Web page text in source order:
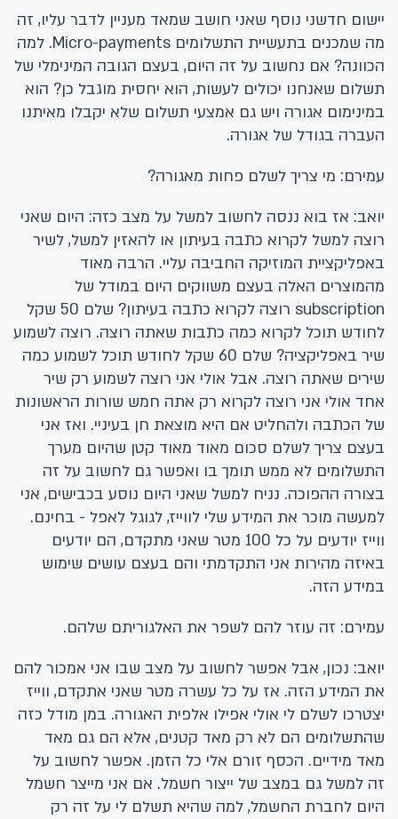
יישום חדשני נוסף שאני חושב שמאד מעניין לדבר עליו, זה
מה שמכנים בתעשיית התשלומים Micro-payments. למה
הכוונה? אם נחשוב על זה היום, בעצם הגובה המינימלי של
תשלום שאנחנו יכולים לעשות, הוא יחסית מוגבל כן? הוא
במינימום אגורה ויש גם אמצעי תשלום שלא יקבלו מאיתנו
העברה בגודל של אגורה.
עמירם: מי צריך לשלם פחות מאגורה?
יואב: אז בוא ננסה לחשוב למשל על מצב כזה: היום שאני
רוצה למשל לקרוא כתבה בעיתון או להאזין למשל, לשיר
באפליקציית המוזיקה החביבה עליי. הרבה מאוד
מהמוצרים האלה בעצם משווקים היום במודל של
subscription רוצה לקרוא כתבה בעיתון? שלם 50 שקל
לחודש תוכל לקרוא כמה כתבות שאתה רוצה. רוצה לשמוע
שיר באפליקציה? שלם 60 שקל לחודש תוכל לשמוע כמה
שירים שאתה רוצה. אבל אולי אני רוצה לשמוע רק שיר
אחד אולי אני רוצה לקרוא רק אתה חמש שורות הראשונות
של הכתבה ולהחליט אם היא מוצאת חן בעיניי. ואז אני
בעצם צריך לשלם סכום מאוד מאוד קטן שהיום מערך
התשלומים לא ממש תומך בו ואפשר גם לחשוב על זה
בצורה ההפוכה. נניח למשל שאני היום נוסע בכבישים, אני
למעשה מוכר את המידע שלי לווייז, לגוגל לאפל - בחינם.
ווייז יודעים על כל 100 מטר שאני מתקדם, הם יודעים
באיזה מהירות אני התקדמתי והם בעצם עושים שימוש
במידע הזה.
עמירם: זה עוזר להם לשפר את האלגוריתם שלהם.
יואב: נכון, אבל אפשר לחשוב על מצב שבו אני אמכור להם
את המידע הזה. אז על כל עשרה מטר שאני אתקדם, ווייז
יצטרכו לשלם לי אולי אפילו אלפית האגורה. במן מודל כזה
שהתשלומים הם לא רק מאד קטנים, אלא הם גם מאד
מאד מידיים. הכסף זורם אלי כל הזמן. אפשר לחשוב על
זה למשל גם במצב של ייצור חשמל. אם אני מייצר חשמל
היום לחברת החשמל, למה שהיא תשלם לי על זה רק